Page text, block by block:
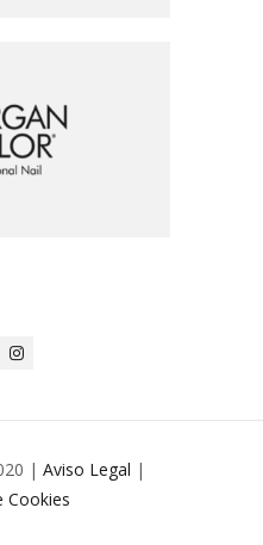
| Aviso Legal |
Cookies